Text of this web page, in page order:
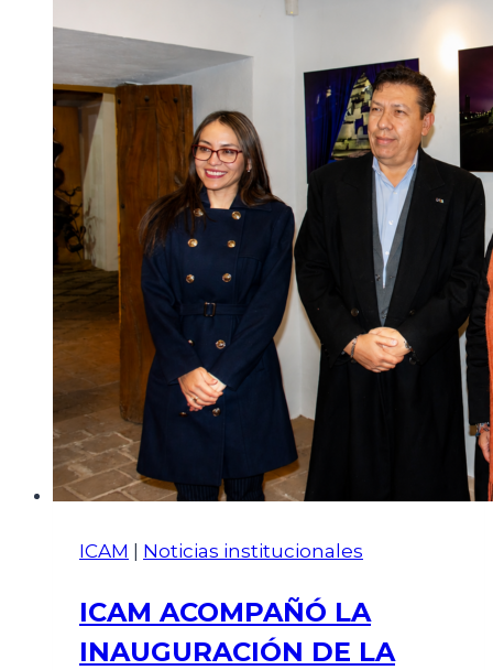
ICAM Noticias institucionales
ICAM ACOMPAÑÓ LA
INAUGURACIÓN DE LA